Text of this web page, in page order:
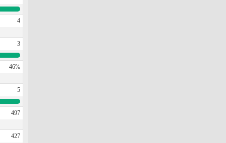
4
3
46%
5
497
427